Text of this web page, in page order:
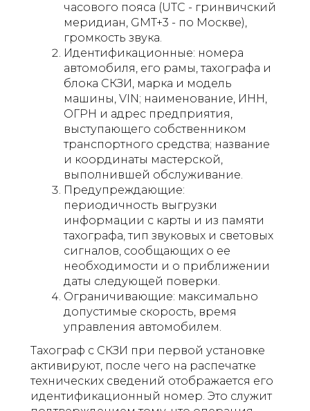
часового пояса (UTC - гринвичский
меридиан, GMT+3 - по Москве),
громкость звука.
Идентификационные: номера
автомобиля, его рамы, тахографа и
блока СКЗИ, марка и модель
машины, VIN; наименование, ИНН,
ОГРН и адрес предприятия,
выступающего собственником
транспортного средства; название
и координаты мастерской,
выполнившей обслуживание.
Предупреждающие:
периодичность выгрузки
информации с карты и из памяти
тахографа, тип звуковых и световых
сигналов, сообщающих о ее
необходимости и о приближении
даты следующей поверки.
Ограничивающие: максимально
допустимые скорость, время
управления автомобилем.
Тахограф с СКЗИ при первой установке
активируют, после чего на распечатке
технических сведений отображается его
идентификационный номер. Это служит